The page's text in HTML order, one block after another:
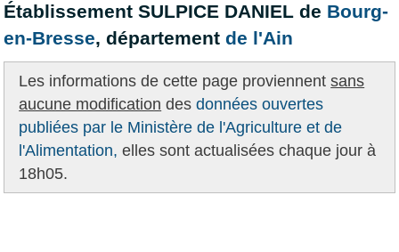
Établissement SULPICE DANIEL de Bourg-
en-Bresse, départementde l'Ain
Les informations de cette page proviennentsans
aucune modification desdonnées ouvertes
publiées par le Ministère de l'Agriculture et de
l'Alimentation, elles sont actualisées chaque jour à
18h05.